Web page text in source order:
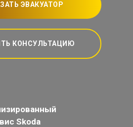
ЭВАКУАТОР
КОНСУЛЬТАЦИЮ
Skoda